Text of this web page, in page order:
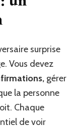
surprise
Vous devez
gérer
la personne
Chaque
de voir